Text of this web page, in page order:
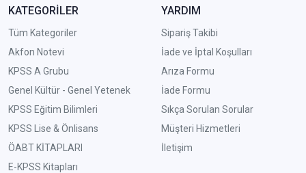
KATEGORİLER
Tüm Kategoriler
Akfon Notevi
KPSS A Grubu
Genel Kültür - Genel Yetenek
KPSS Eğitim Bilimleri
KPSS Lise & Önlisans
ÖABT KİTAPLARI
E-KPSS Kitapları
YARDIM
Sipariş Takibi
İade ve İptal Koşulları
Arıza Formu
İade Formu
Sıkça Sorulan Sorular
Müşteri Hizmetleri
İletişim